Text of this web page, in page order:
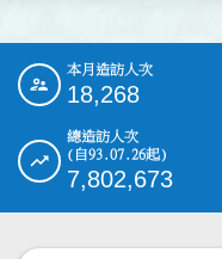
::: 本月造訪人次
18,268
總造訪人次
(自93.07.26起)
7,802,673